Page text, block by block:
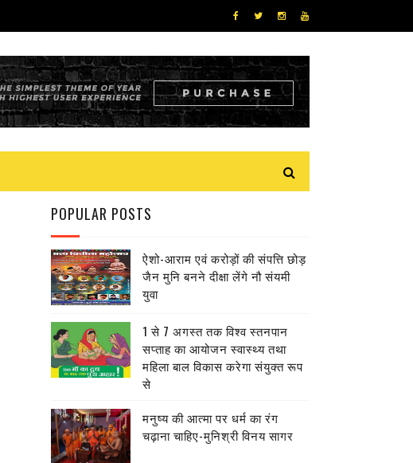
POPULAR POSTS
ऐशो-आराम एवं करोड़ों की संपत्ति छोड़
जैन मुनि बनने दीक्षा लेंगे नौ संयमी
युवा
1 से 7 अगस्त तक विश्व स्तनपान
सप्ताह का आयोजन स्वास्थ्य तथा
महिला बाल विकास करेगा संयुक्त रूप
से
मनुष्य की आत्मा पर धर्म का रंग
चढ़ाना चाहिए-मुनिश्री विनय सागर